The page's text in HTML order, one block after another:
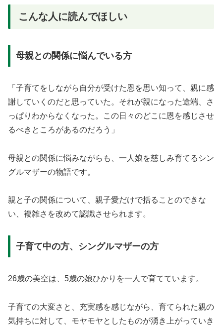
こんな人に読んでほしい
母親との関係に悩んでいる方
「子育てをしながら自分が受けた恩を思い知って、親に感
謝していくのだと思っていた。それが親になった途端、さ
っぱりわからなくなった。この日々のどこに恩を感じさせ
るべきところがあるのだろう」
母親との関係に悩みながらも、一人娘を慈しみ育てるシン
グルマザーの物語です。
親と子の関係について、親子愛だけで括ることのできな
い、複雑さを改めて認識させられます。
子育て中の方、シングルマザーの方
26歳の美空は、5歳の娘ひかりを一人で育てています。
子育ての大変さと、充実感を感じながら、育てられた親の
気持ちに対して、モヤモヤとしたものが湧き上がっていき